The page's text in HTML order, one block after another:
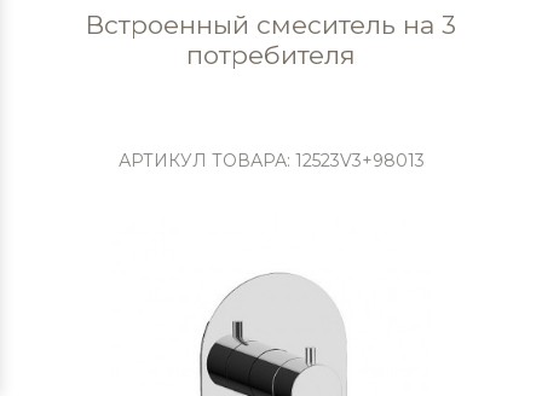
Встроенный смеситель на 3
потребителя
АРТИКУЛ ТОВАРА: 12523V3+98013